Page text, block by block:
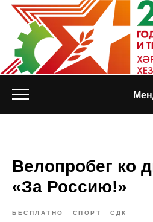
Велопробег ко
«За Россию!»
БЕСПЛАТНО СПОРТ СДК